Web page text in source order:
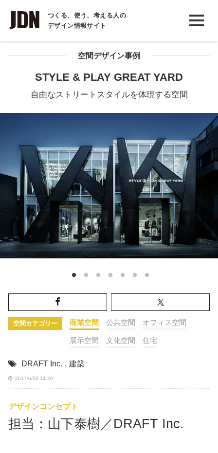
つくる、使う、考える人の
デザイン情報サイト
INTERVIEW
インタビュー
REPORT
COLUMN
空間デザイン事例
STYLE & PLAY GREAT YARD
自由なストリートスタイルを体現する空間
空間カテゴリー 商業空間 公共空間 オフィス空間
展示空間 文化空間 住宅
DRAFT Inc. , 建築
2017/6/20 14:20
デザインコンセプト
担当：山下泰樹／DRAFT Inc.